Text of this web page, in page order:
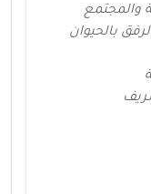
والمجتمع
بالحيوان